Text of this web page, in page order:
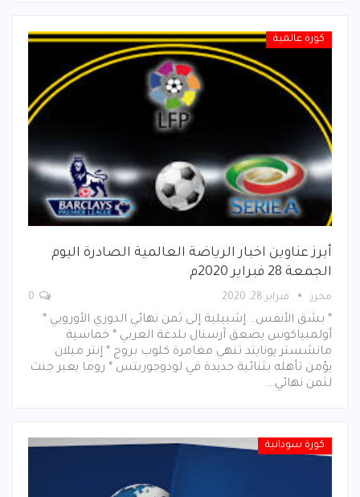
كورة عالمية
أبرز عناوين اخبار الرياضة العالمية الصادرة اليوم
الجمعة 28 فبراير 2020م
محرر فبراير 28, 2020
* بشق الأنفس.. إشبيلية إلى ثمن نهائي الدوري الأوروبي *
أولمبياكوس يصعق آرسنال بلدغة العربي * خماسية
مانشستر يونايتد تنهي مغامرة كلوب بروج * إنتر ميلان
يؤمن تأهله بثنائية جديدة في لودوجوريتس * روما يعبر جنت
لثمن نهائي…
كورة سودانية